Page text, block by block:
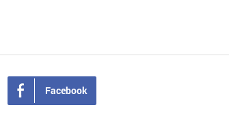
Facebook